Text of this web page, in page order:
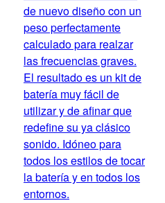
de nuevo diseño con un
peso perfectamente
calculado para realzar
las frecuencias graves.
El resultado es un kit de
batería muy fácil de
utilizar y de afinar que
redefine su ya clásico
sonido. Idóneo para
todos los estilos de tocar
la batería y en todos los
entornos.